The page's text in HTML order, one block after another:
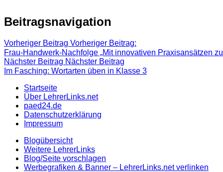
Beitragsnavigation
Vorheriger Beitrag Vorheriger Beitrag:
Frau-Handwerk-Nachfolge „Mit innovativen Praxisansätzen
Nächster Beitrag Nächster Beitrag
Im Fasching: Wortarten üben in Klasse 3
Startseite
Über LehrerLinks.net
paed24.de
Datenschutzerklärung
Impressum
Blogübersicht
Weitere LehrerLinks
Blog/Seite vorschlagen
Werbegrafiken & Banner – LehrerLinks.net verlinken